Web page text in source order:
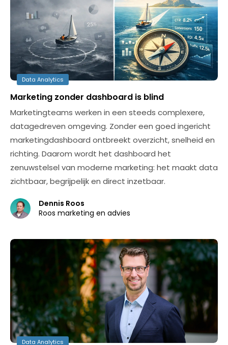
Data Analytics
Marketing zonder dashboard is blind
Marketingteams werken in een steeds complexere,
datagedreven omgeving. Zonder een goed ingericht
marketingdashboard ontbreekt overzicht, snelheid en
richting. Daarom wordt het dashboard het
zenuwstelsel van moderne marketing: het maakt data
zichtbaar, begrijpelijk en direct inzetbaar.
Dennis Roos
Roos marketing en advies
Data Analytics